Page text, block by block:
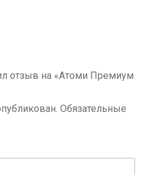
отзыв на «Атоми Премиум
Обязательные